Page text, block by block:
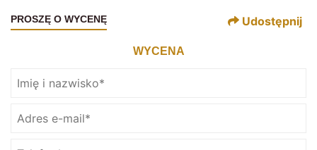
PROSZĘ O WYCENĘ Udostępnij
WYCENA